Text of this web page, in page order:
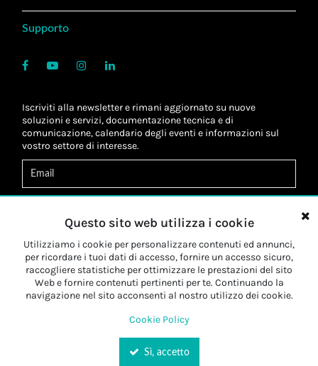
Supporto
Iscriviti alla newsletter e rimani aggiornato su nuove
soluzioni e servizi, documentazione tecnica e di
comunicazione, calendario degli eventi e informazioni sul
vostro settore di interesse.
Letta l'informativa, autorizzo altrattamento dei miei dati
personali*
Letta l'informativa, autorizzo al trattamento dei miei dati
personali a fini dimarketing*
Iscriviti
Questo sito web utilizza i cookie
Utilizziamo i cookie per personalizzare contenuti ed annunci,
per ricordare i tuoi dati di accesso, fornire un accesso sicuro,
raccogliere statistiche per ottimizzare le prestazioni del sito
Web e fornire contenuti pertinenti per te. Continuando la
navigazione nel sito acconsenti al nostro utilizzo dei cookie.
Cookie Policy
Sì, accetto